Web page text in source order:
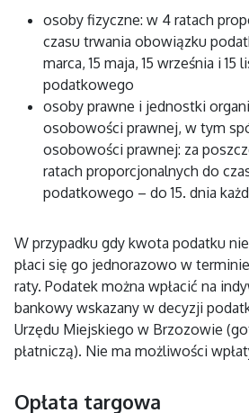
osoby fizyczne: w 4 ratach
czasu trwania obowiązku
marca, 15 maja, 15 września i 15
podatkowego
osoby prawne i jednostki
osobowości prawnej, w tym
osobowości prawnej: za
ratach proporcjonalnych do
podatkowego – do 15. dnia
W przypadku gdy kwota podatku nie
płaci się go jednorazowo w
raty. Podatek można wpłacić na
bankowy wskazany w decyzji
Urzędu Miejskiego w Brzozowie
płatniczą). Nie ma możliwości
Opłata targowa